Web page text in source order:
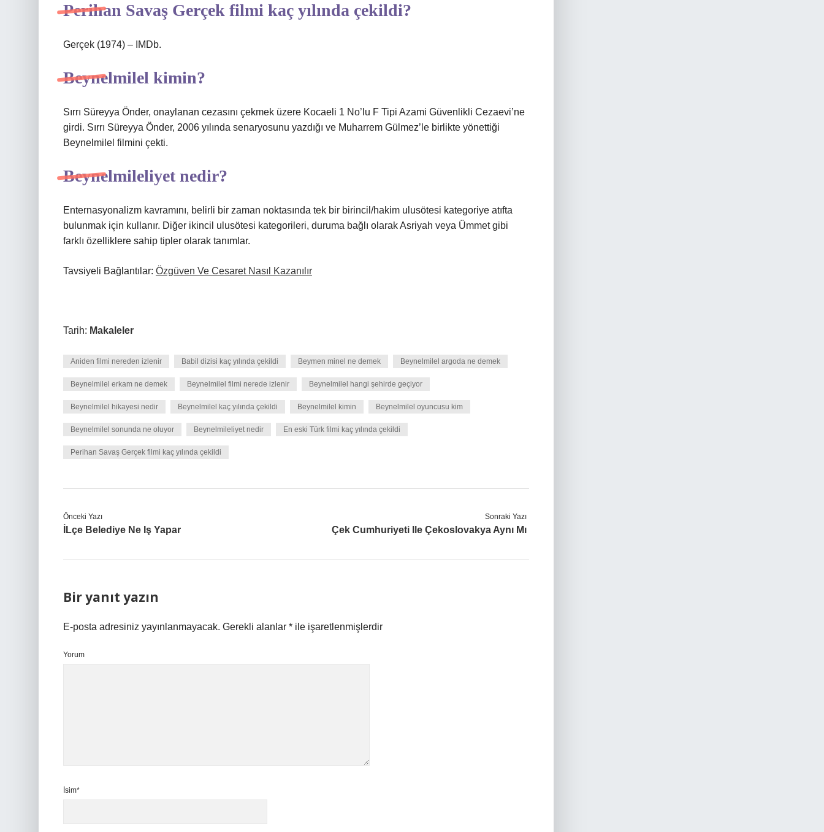
Perihan Savaş Gerçek filmi kaç yılında çekildi?
Gerçek (1974) – IMDb.
Beynelmilel kimin?
Sırrı Süreyya Önder, onaylanan cezasını çekmek üzere Kocaeli 1 No’lu F Tipi Azami Güvenlikli Cezaevi’ne
girdi. Sırrı Süreyya Önder, 2006 yılında senaryosunu yazdığı ve Muharrem Gülmez’le birlikte yönettiği
Beynelmilel filmini çekti.
Beynelmileliyet nedir?
Enternasyonalizm kavramını, belirli bir zaman noktasında tek bir birincil/hakim ulusötesi kategoriye atıfta
bulunmak için kullanır. Diğer ikincil ulusötesi kategorileri, duruma bağlı olarak Asriyah veya Ümmet gibi
farklı özelliklere sahip tipler olarak tanımlar.
Tavsiyeli Bağlantılar: Özgüven Ve Cesaret Nasıl Kazanılır
Tarih: Makaleler
Aniden filmi nereden izlenir Babil dizisi kaç yılında çekildi Beymen minel ne demek Beynelmilel argoda ne demek
Beynelmilel erkam ne demek Beynelmilel filmi nerede izlenir Beynelmilel hangi şehirde geçiyor
Beynelmilel hikayesi nedir Beynelmilel kaç yılında çekildi Beynelmilel kimin Beynelmilel oyuncusu kim
Beynelmilel sonunda ne oluyor Beynelmileliyet nedir En eski Türk filmi kaç yılında çekildi
Perihan Savaş Gerçek filmi kaç yılında çekildi
Önceki Yazı
İLçe Belediye Ne Iş Yapar
Sonraki Yazı
Çek Cumhuriyeti Ile Çekoslovakya Aynı Mı
Bir yanıt yazın
E-posta adresiniz yayınlanmayacak. Gerekli alanlar * ile işaretlenmişlerdir
Yorum
İsim*